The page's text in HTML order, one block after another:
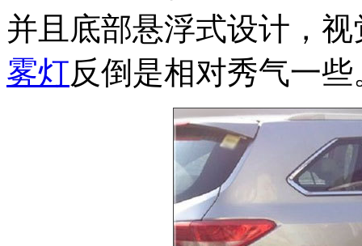
并且底部悬浮式设计，
雾灯反倒是相对秀气一些